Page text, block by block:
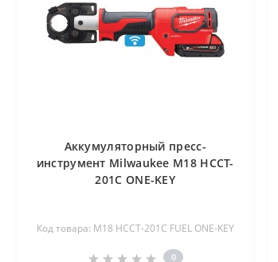
Аккумуляторный пресс-
инструмент Milwaukee M18 HCCT-
201C ONE-KEY
Код товара: M18 HCCT-201C FUEL ONE-KEY
0